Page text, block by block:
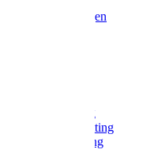
Aanlegringen
Voetketting
Scheepsketting
Victorketting